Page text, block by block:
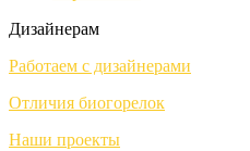
Дизайнерам
Работаем с дизайнерами
Отличия биогорелок
Наши проекты